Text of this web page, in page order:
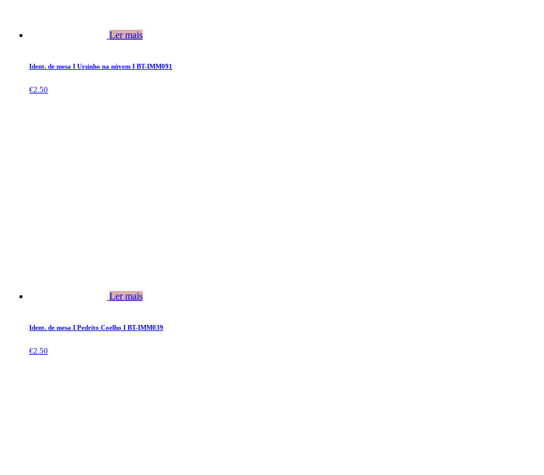
Ler mais
Ident. de mesa I Ursinho na núvem I BT-IMM091
€2.50
Ler mais
Ident. de mesa I Pedrito Coelho I BT-IMM039
€2.50